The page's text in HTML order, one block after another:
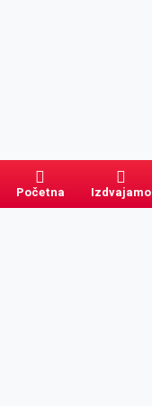
Početna Izdvajamo